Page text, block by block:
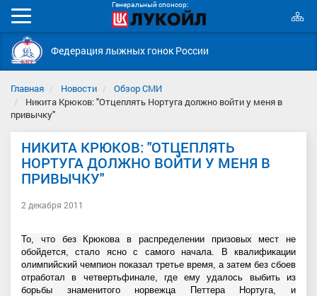
Генеральный спонсор:
Мобильное
меню
Федерация лыжных гонок России
Главная Новости
Обзор СМИ
Никита Крюков: "Отцеплять Нортуга должно войти у меня в
привычку"
НИКИТА КРЮКОВ: "ОТЦЕПЛЯТЬ
НОРТУГА ДОЛЖНО ВОЙТИ У МЕНЯ В
ПРИВЫЧКУ"
2 декабря 2011
То, что без Крюкова в распределении призовых мест не
обойдется, стало ясно с самого начала. В квалификации
олимпийский чемпион показал третье время, а затем без сбоев
отработал в четвертьфинале, где ему удалось выбить из
борьбы знаменитого норвежца Петтера Нортуга, и